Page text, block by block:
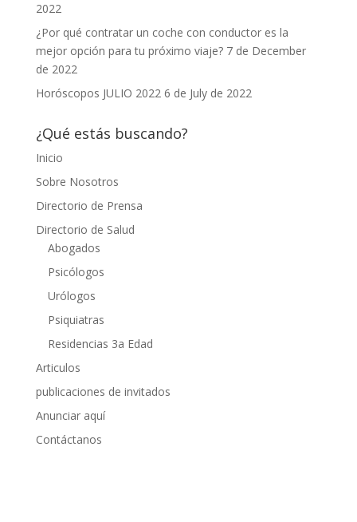
2022
¿Por qué contratar un coche con conductor es la
mejor opción para tu próximo viaje? 7 de December
de 2022
Horóscopos JULIO 2022 6 de July de 2022
¿Qué estás buscando?
Inicio
Sobre Nosotros
Directorio de Prensa
Directorio de Salud
Abogados
Psicólogos
Urólogos
Psiquiatras
Residencias 3a Edad
Articulos
publicaciones de invitados
Anunciar aquí
Contáctanos